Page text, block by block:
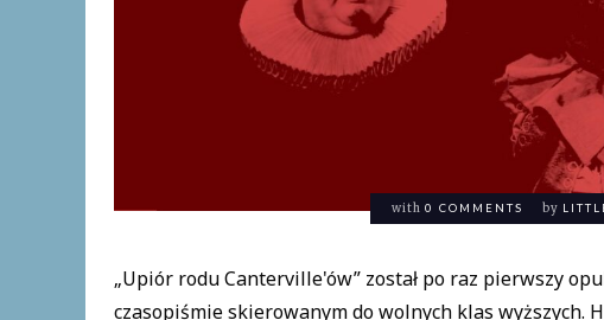
with 0 COMMENTS by
„Upiór rodu Canterville'ów” został po raz pierwszy
czasopiśmie skierowanym do wolnych klas wyższych.